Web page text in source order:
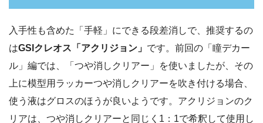
入手性も含めた「手軽」にできる段差消しで、推奨するの
はGSIクレオス「アクリジョン」 です。前回の「瞳デカー
ル」編では、「つや消しクリアー」を使いましたが、その
上に模型用ラッカーつや消しクリアーを吹き付ける場合、
使う液はグロスのほうが良いようです。アクリジョンのク
リアは、つや消しクリアーと同じく1：1で希釈して使用し